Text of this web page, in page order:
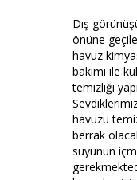
Dış
önüne
havuz
bakımı ile
temizliği
havuzu
berrak
suyunun